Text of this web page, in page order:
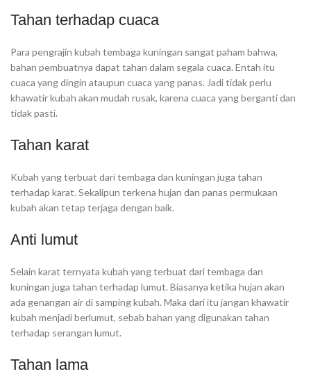
Tahan terhadap cuaca
Para pengrajin kubah tembaga kuningan sangat paham bahwa,
bahan pembuatnya dapat tahan dalam segala cuaca. Entah itu
cuaca yang dingin ataupun cuaca yang panas. Jadi tidak perlu
khawatir kubah akan mudah rusak, karena cuaca yang berganti dan
tidak pasti.
Tahan karat
Kubah yang terbuat dari tembaga dan kuningan juga tahan
terhadap karat. Sekalipun terkena hujan dan panas permukaan
kubah akan tetap terjaga dengan baik.
Anti lumut
Selain karat ternyata kubah yang terbuat dari tembaga dan
kuningan juga tahan terhadap lumut. Biasanya ketika hujan akan
ada genangan air di samping kubah. Maka dari itu jangan khawatir
kubah menjadi berlumut, sebab bahan yang digunakan tahan
terhadap serangan lumut.
Tahan lama